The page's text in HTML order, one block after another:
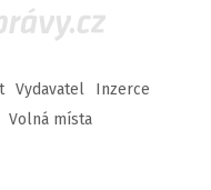
Vydavatel
Inzerce
Volná místa